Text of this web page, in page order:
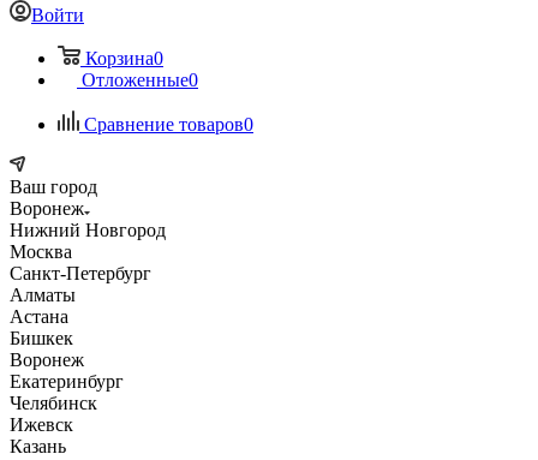
Войти
Корзина0
Отложенные0
Сравнение товаров0
Ваш город
Воронеж
Нижний Новгород
Москва
Санкт-Петербург
Алматы
Астана
Бишкек
Воронеж
Екатеринбург
Челябинск
Ижевск
Казань